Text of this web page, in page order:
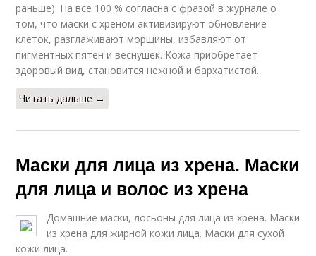
раньше). На все 100 % согласна с фразой в журнале о
том, что маски с хреном активизируют обновление
клеток, разглаживают морщины, избавляют от
пигментных пятен и веснушек. Кожа приобретает
здоровый вид, становится нежной и бархатистой.
Читать дальше →
Маски для лица из хрена. Маски
для лица и волос из хрена
Домашние маски, лосьоны для лица из хрена. Маски
из хрена для жирной кожи лица. Маски для сухой
кожи лица.